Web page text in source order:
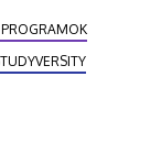
című